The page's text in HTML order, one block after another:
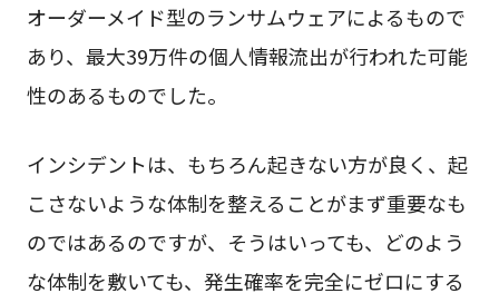
オーダーメイド型のランサムウェアによるもので
あり、最大39万件の個人情報流出が行われた可能
性のあるものでした。
インシデントは、もちろん起きない方が良く、起
こさないような体制を整えることがまず重要なも
のではあるのですが、そうはいっても、どのよう
な体制を敷いても、発生確率を完全にゼロにする